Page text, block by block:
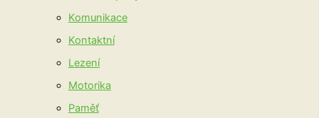
Komunikace
Kontaktní
Lezení
Motorika
Paměť